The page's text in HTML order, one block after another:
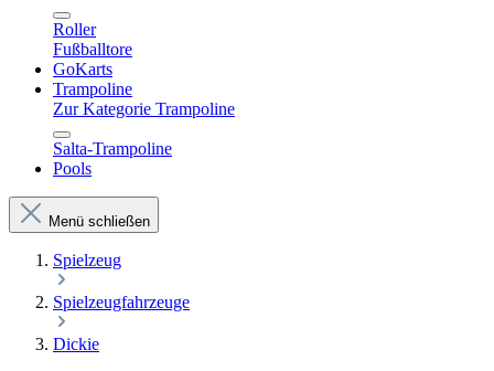
Roller
Fußballtore
GoKarts
Trampoline
Zur Kategorie Trampoline
Salta-Trampoline
Pools
Menü schließen
Spielzeug
Spielzeugfahrzeuge
Dickie